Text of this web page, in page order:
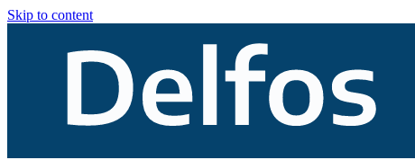
Skip to content